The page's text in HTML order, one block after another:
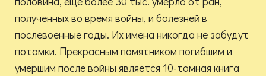
полученных во время войны, и болезней в
послевоенные годы. Их имена никогда не забудут
потомки. Прекрасным памятником погибшим и
умершим после войны является 10-томная книга